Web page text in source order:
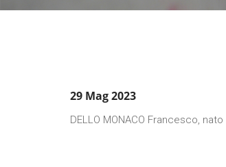
29 Mag 2023
DELLO MONACO Francesco,